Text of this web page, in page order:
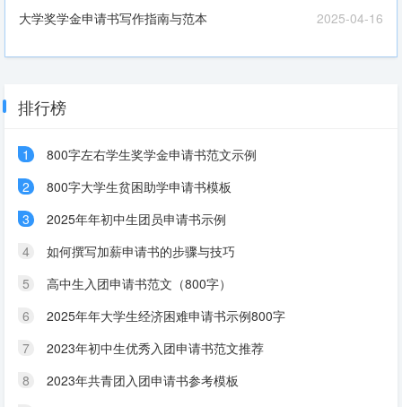
2025-04-16
大学奖学金申请书写作指南与范本
排行榜
1
800字左右学生奖学金申请书范文示例
2
800字大学生贫困助学申请书模板
3
2025年年初中生团员申请书示例
4
如何撰写加薪申请书的步骤与技巧
5
高中生入团申请书范文（800字）
6
2025年年大学生经济困难申请书示例800字
7
2023年初中生优秀入团申请书范文推荐
8
2023年共青团入团申请书参考模板